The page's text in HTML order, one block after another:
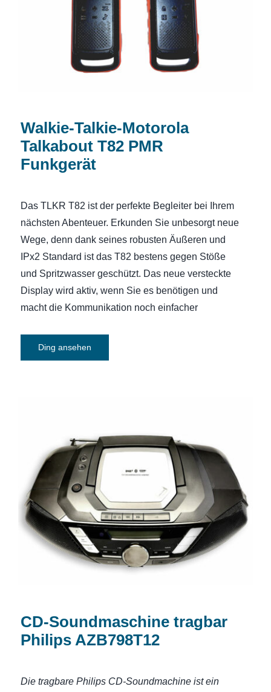
PMR Funkgerät
Walkie-Talkie-Motorola
Talkabout T82 PMR
Funkgerät
Das TLKR T82 ist der perfekte Begleiter bei Ihrem
nächsten Abenteuer. Erkunden Sie unbesorgt neue
Wege, denn dank seines robusten Äußeren und
IPx2 Standard ist das T82 bestens gegen Stöße
und Spritzwasser geschützt. Das neue versteckte
Display wird aktiv, wenn Sie es benötigen und
macht die Kommunikation noch einfacher
Ding ansehen
CD-Soundmaschine tragbar Philips
AZB798T12
CD-Soundmaschine tragbar
Philips AZB798T12
Die tragbare Philips CD-Soundmachine ist ein